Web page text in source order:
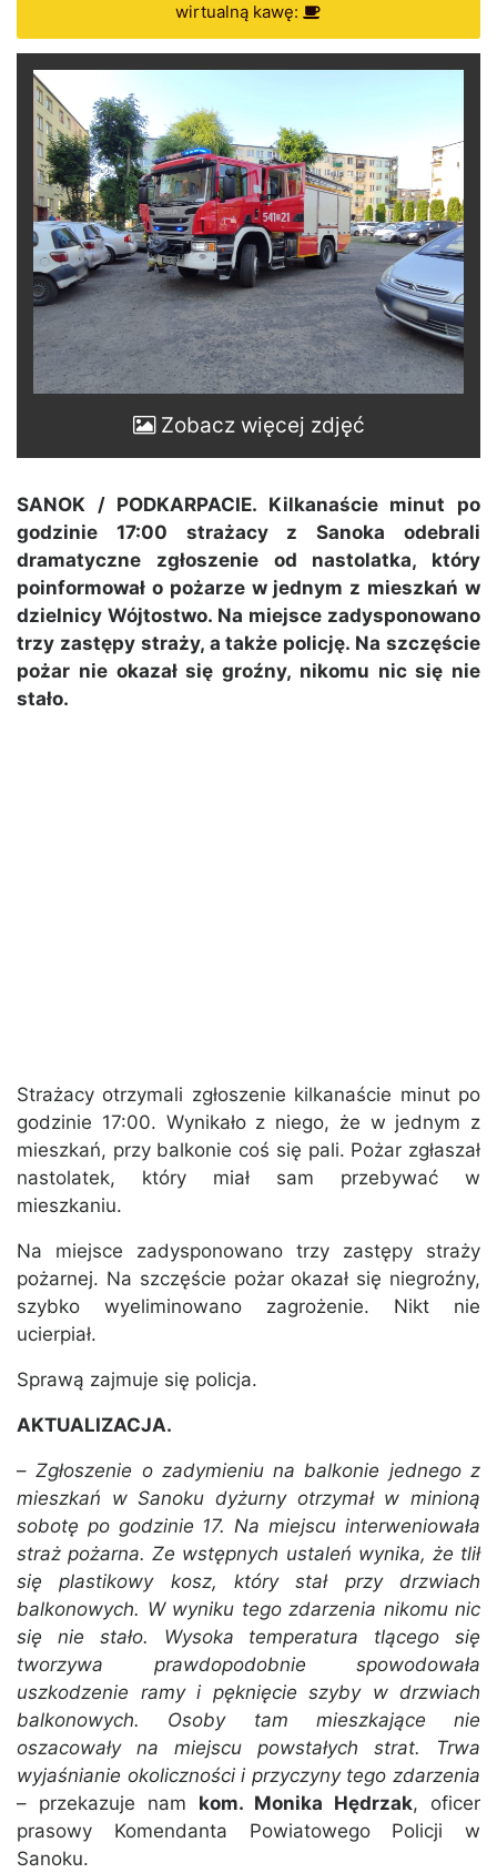
wirtualną kawę:
Zobacz więcej zdjęć
SANOK / PODKARPACIE. Kilkanaście minut po
godzinie 17:00 strażacy z Sanoka odebrali
dramatyczne zgłoszenie od nastolatka, który
poinformował o pożarze w jednym z mieszkań w
dzielnicy Wójtostwo. Na miejsce zadysponowano
trzy zastępy straży, a także policję. Na szczęście
pożar nie okazał się groźny, nikomu nic się nie
stało.
Strażacy otrzymali zgłoszenie kilkanaście minut po
godzinie 17:00. Wynikało z niego, że w jednym z
mieszkań, przy balkonie coś się pali. Pożar zgłaszał
nastolatek, który miał sam przebywać w
mieszkaniu.
Na miejsce zadysponowano trzy zastępy straży
pożarnej. Na szczęście pożar okazał się niegroźny,
szybko wyeliminowano zagrożenie. Nikt nie
ucierpiał.
Sprawą zajmuje się policja.
AKTUALIZACJA.
–Zgłoszenie o zadymieniu na balkonie jednego z
mieszkań w Sanoku dyżurny otrzymał w minioną
sobotę po godzinie 17. Na miejscu interweniowała
straż pożarna. Ze wstępnych ustaleń wynika, że tlił
się plastikowy kosz, który stał przy drzwiach
balkonowych. W wyniku tego zdarzenia nikomu nic
się nie stało. Wysoka temperatura tlącego się
tworzywa prawdopodobnie spowodowała
uszkodzenie ramy i pęknięcie szyby w drzwiach
balkonowych. Osoby tam mieszkające nie
oszacowały na miejscu powstałych strat. Trwa
wyjaśnianie okoliczności i przyczyny tego zdarzenia
– przekazuje nam kom. Monika Hędrzak, oficer
prasowy Komendanta Powiatowego Policji w
Sanoku.